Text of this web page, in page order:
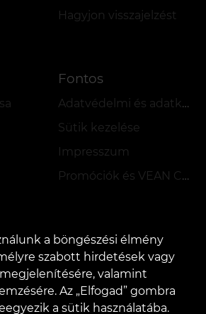
Hagyjon visszajelzést
Fontos
Adatvédelmi és adatkezelési szabályzat
Sütik kezelése
Impresszum
Promóciók és VEAN COINS szabályzata
KAPCSOLAT
customers@vean-tattoo.hu
a böngészési élmény
szabott hirdetések vagy
valamint
Az „Elfogad” gombra
a sütik használatába.